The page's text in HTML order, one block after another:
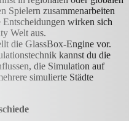
Spielern zusammenarbeiten
Entscheidungen wirken sich
Welt aus.
die GlassBox-Engine vor.
kannst du die
die Simulation auf
simulierte Städte